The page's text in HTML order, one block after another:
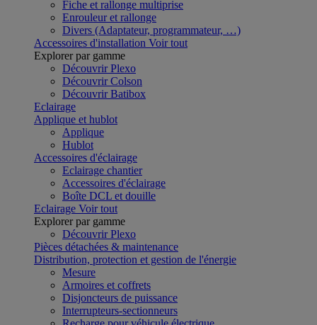
Fiche et rallonge multiprise
Enrouleur et rallonge
Divers (Adaptateur, programmateur, …)
Accessoires d'installation Voir tout
Explorer par gamme
Découvrir Plexo
Découvrir Colson
Découvrir Batibox
Eclairage
Applique et hublot
Applique
Hublot
Accessoires d'éclairage
Eclairage chantier
Accessoires d'éclairage
Boîte DCL et douille
Eclairage Voir tout
Explorer par gamme
Découvrir Plexo
Pièces détachées & maintenance
Distribution, protection et gestion de l'énergie
Mesure
Armoires et coffrets
Disjoncteurs de puissance
Interrupteurs-sectionneurs